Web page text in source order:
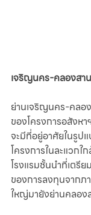
เจริญนคร-คลองสา
ย่านเจริญนคร-คลอ
ของโครงการอสังห
จะมีที่อยู่อาศัยในรูป
โครงการในละแวก
โรงแรมชั้นนำที่เตรี
ของการลงทุนจากภ
ใหญ่มายังย่านคลอง